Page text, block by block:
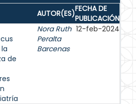
AUTOR(ES)FECHA DE
PUBLICACIÓN
de
Nora Ruth
Peralta
Barcenas
12-feb-2024